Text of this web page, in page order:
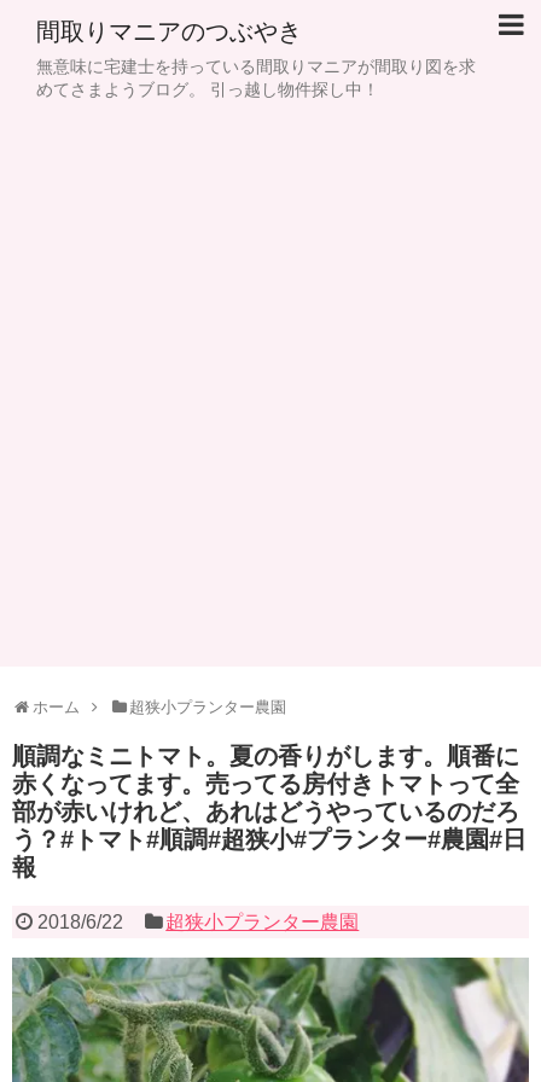
間取りマニアのつぶやき
無意味に宅建士を持っている間取りマニアが間取り図を求
めてさまようブログ。 引っ越し物件探し中！
ホーム 超狭小プランター農園
順調なミニトマト。夏の香りがします。順番に
赤くなってます。売ってる房付きトマトって全
部が赤いけれど、あれはどうやっているのだろ
う？#トマト#順調#超狭小#プランター#農園#日
報
2018/6/22 超狭小プランター農園